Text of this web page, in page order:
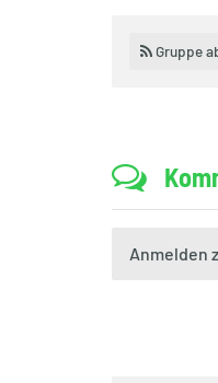
Gruppe
Anmelden